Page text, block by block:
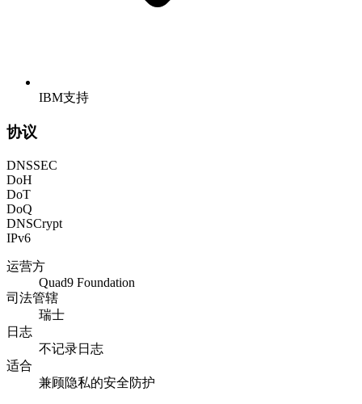
IBM支持
协议
DNSSEC
DoH
DoT
DoQ
DNSCrypt
IPv6
运营方
Quad9 Foundation
司法管辖
瑞士
日志
不记录日志
适合
兼顾隐私的安全防护